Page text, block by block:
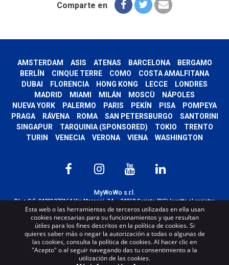
Comparte en
AMSTERDAM ASIS ATENAS BARCELONA
BERGAMO
BERLÍN
CINQUE TERRE COMO
COSTA AMALFITANA
DUBAI
FLORENCIA HONG KONG LECCE
LONDRES
MADRID
MIAMI MILÁN MOSCÙ
NÁPOLES
NUEVA YORK
PALERMO PARIS PEKÍN PISA
POMPEYA
PRAGA
RÁVENA ROMA SAN PETERSBURGO
SANTORINI
SINGAPUR
TARQUINIA (SPONSORED) TOKIO
TRENTO
TURIN
VENECIA VERONA VIENA WASHINGTON
MyWoWo s.r.l.
P.I. e C.F. 04201270164 Via Marconi, 34 – 24068 Seriate (BG) Iscritta al registro
delle imprese di Bergamo con n° iscrizione 443941 – Cap.Soc. € 100.000,00 i.v.
TERMS AND CONDITIONS-CREDITS
Esta web o las herramientas de terceros utilizadas en ella usan
cookies necesarias para su funcionamientos y que resultan
útiles para los fines descritos en la política de cookies. Si
quieres saber más o negar la autorización a todas o algunas de
las cookies, consulta la política de cookies. Al hacer clic en
"Acepto" o al seguir navegando das tu consentimiento a la
utilización de las cookies.